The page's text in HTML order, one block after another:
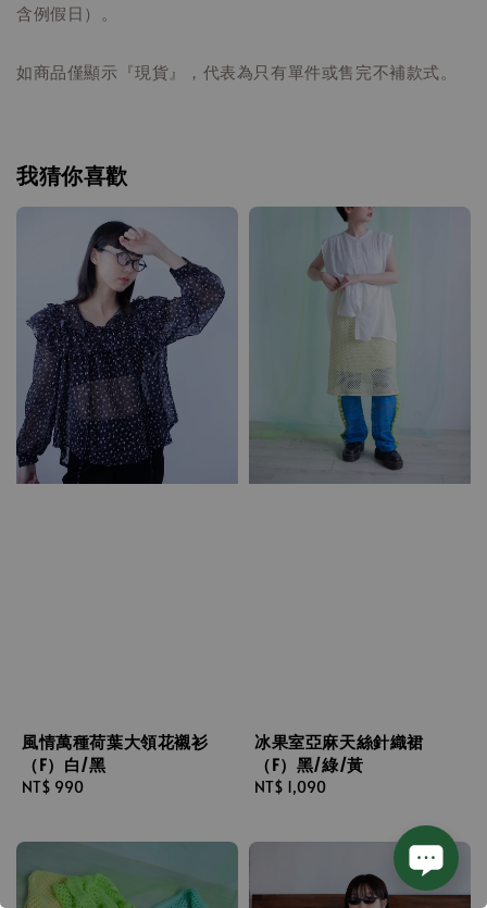
含例假日）。
如商品僅顯示『現貨』，代表為只有單件或售完不補款式。
我猜你喜歡
風情萬種荷葉大領花襯衫
（F）白/黑
Regular
NT$ 990
冰果室亞麻天絲針織裙
（F）黑/綠/黃
Regular
NT$ 1,090